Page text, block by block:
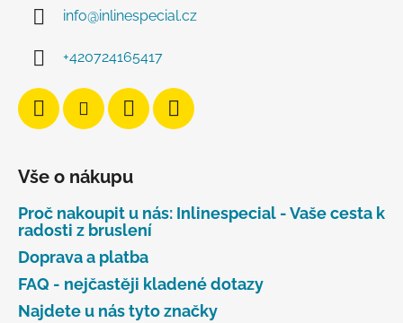
info@inlinespecial.cz
+420724165417
Vše o nákupu
Proč nakoupit u nás: Inlinespecial - Vaše cesta k
radosti z bruslení
Doprava a platba
FAQ - nejčastěji kladené dotazy
Najdete u nás tyto značky